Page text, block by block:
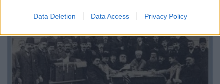
Data Deletion Data Access Privacy Policy